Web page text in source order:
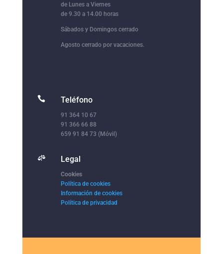
de Lunes a Viernes
de 9.30 a 14.00 horas
Sábados y Domingos cerrado
Agosto cerrado por vacaciones.
 Teléfono
91 364 10 67
91 366 66 88
659 91 84 73 (Móvil)
 Legal
Cookies
Política de cookies
Información de cookies
Política de privacidad